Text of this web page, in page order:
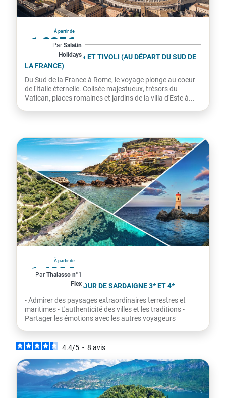
À partir de
1 235€
par personne
Par Salaün
Holidays
ROME, LE VATICAN ET TIVOLI (AU DÉPART DU SUD DE
LA FRANCE)
Du Sud de la France à Rome, le voyage plonge au coeur
de l'Italie éternelle. Colisée majestueux, trésors du
Vatican, places romaines et jardins de la villa d'Este à...
À partir de
1 400€
par personne
Par Thalasso n°1
Flex
CIRCUIT GRAND TOUR DE SARDAIGNE 3* ET 4*
- Admirer des paysages extraordinaires terrestres et
maritimes - L'authenticité des villes et les traditions -
Partager les émotions avec les autres voyageurs
4.4/5 - 8 avis